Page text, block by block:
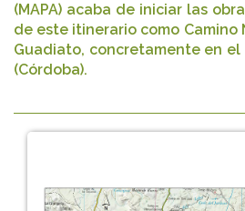
(MAPA) acaba de iniciar las
de este itinerario como Camino
Guadiato, concretamente en el
(Córdoba).